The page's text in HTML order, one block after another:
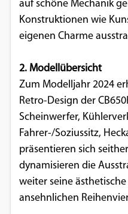
auf schöne Mechanik
Konstruktionen wie
eigenen Charme
2. Modellübersicht
Zum Modelljahr 2024
Retro-Design der
Scheinwerfer,
Fahrer-/Soziussitz,
präsentieren sich
dynamisieren die
weiter seine
ansehnlichen